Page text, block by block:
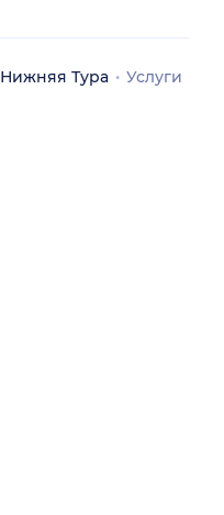
Нижняя Тура Услуги